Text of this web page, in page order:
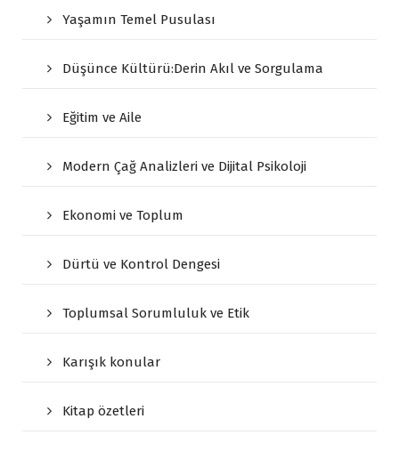
Yaşamın Temel Pusulası
Düşünce Kültürü:Derin Akıl ve Sorgulama
Eğitim ve Aile
Modern Çağ Analizleri ve Dijital Psikoloji
Ekonomi ve Toplum
Dürtü ve Kontrol Dengesi
Toplumsal Sorumluluk ve Etik
Karışık konular
Kitap özetleri